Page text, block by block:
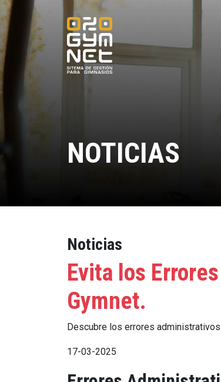
NOTICIAS
Noticias
Evita los
Gymnet.
Descubre los errores
17-03-2025